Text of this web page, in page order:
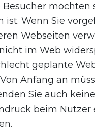
möchten
ist. Wenn Sie
Webseiten
im Web
geplante
Anfang an
Sie auch keine
beim Nutzer